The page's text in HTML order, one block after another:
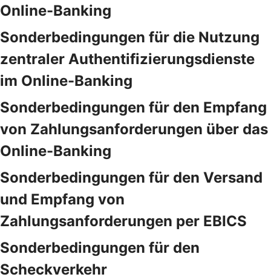
Online-Banking
Sonderbedingungen für die Nutzung
zentraler Authentifizierungsdienste
im Online-Banking
Sonderbedingungen für den Empfang
von Zahlungsanforderungen über das
Online-Banking
Sonderbedingungen für den Versand
und Empfang von
Zahlungsanforderungen per EBICS
Sonderbedingungen für den
Scheckverkehr